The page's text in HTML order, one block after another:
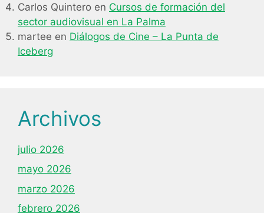
Carlos Quintero en Cursos de formación del
sector audiovisual en La Palma
martee en Diálogos de Cine – La Punta de
Iceberg
Archivos
julio 2026
mayo 2026
marzo 2026
febrero 2026